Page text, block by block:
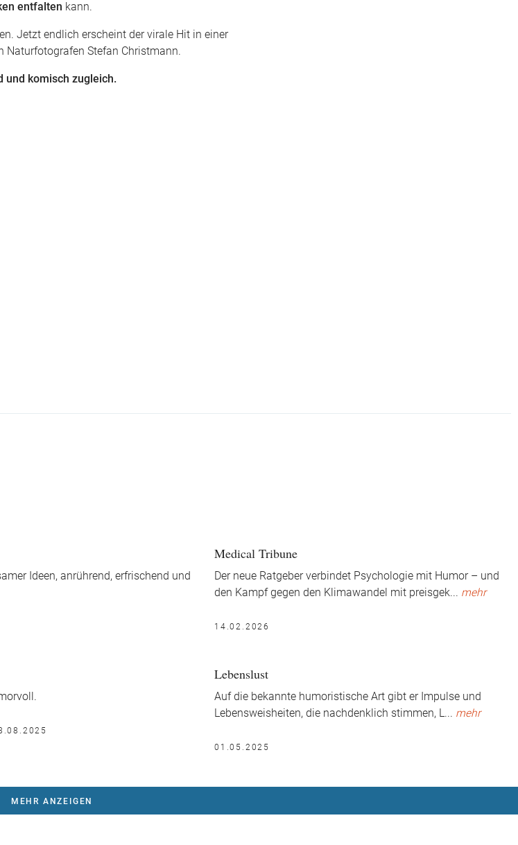
entfalten kann.
Jetzt endlich erscheint der virale Hit in einer
Naturfotografen Stefan Christmann.
und komisch zugleich.
Ideen, anrührend, erfrischend und
Medical Tribune
Der neue Ratgeber verbindet Psychologie mit Humor – und
den Kampf gegen den Klimawandel mit preisgek... mehr
14.02.2026
Lebenslust
Auf die bekannte humoristische Art gibt er Impulse und
Lebensweisheiten, die nachdenklich stimmen, L... mehr
01.05.2025
MEHR ANZEIGEN